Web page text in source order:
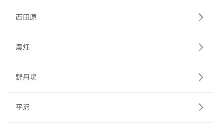
西田原
農畑
野丹場
平沢